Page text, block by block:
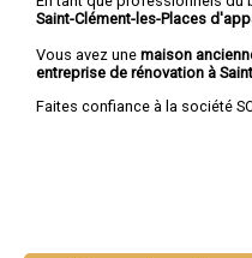
Saint-Clément-les-Places
Vous avez une maison
entreprise de rénovation à
Faites confiance à la société